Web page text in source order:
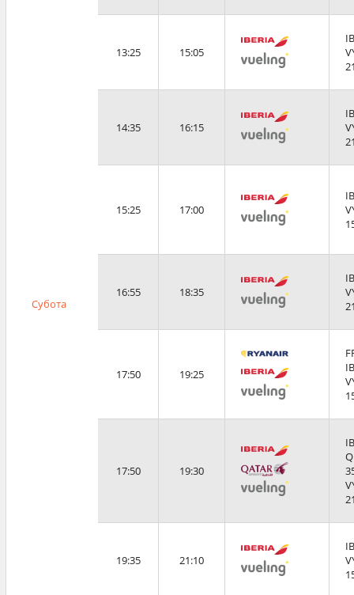
Субота
13:25 15:05
14:35 16:15
15:25 17:00
16:55 18:35
17:50 19:25
17:50 19:30
19:35 21:10